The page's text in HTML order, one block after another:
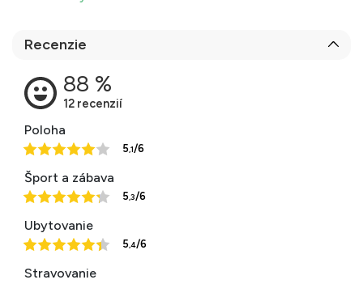
Recenzie
Poloha
5,1/6
Šport a zábava
5,3/6
Ubytovanie
5,4/6
Stravovanie